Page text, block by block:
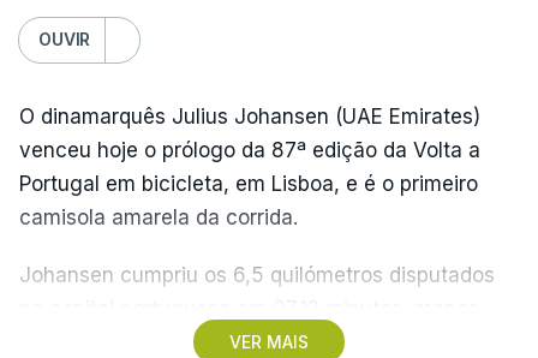
OUVIR
VER MAIS
O dinamarquês Julius Johansen (UAE Emirates)
venceu hoje o prólogo da 87ª edição da Volta a
Portugal em bicicleta, em Lisboa, e é o primeiro
camisola amarela da corrida.
Johansen cumpriu os 6,5 quilómetros disputados
quatro segundos do que o companheiro de equipa